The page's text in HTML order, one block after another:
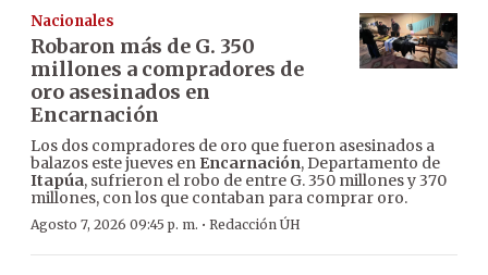
Nacionales
Robaron más de G. 350
millones a compradores de
oro asesinados en
Encarnación
Los dos compradores de oro que fueron asesinados a
balazos este jueves en Encarnación, Departamento de
Itapúa, sufrieron el robo de entre G. 350 millones y 370
millones, con los que contaban para comprar oro.
Agosto 7, 2026 09:45 p. m. · Redacción ÚH